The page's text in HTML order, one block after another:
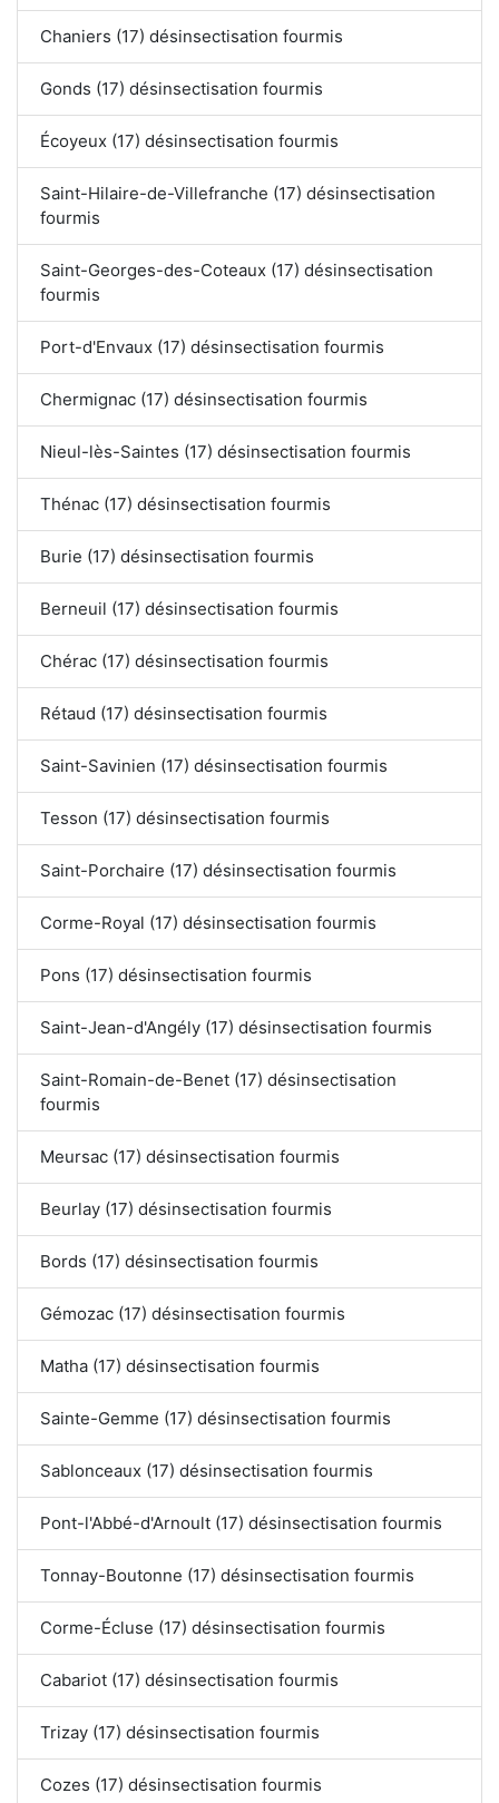
Chaniers (17) désinsectisation fourmis
Gonds (17) désinsectisation fourmis
Écoyeux (17) désinsectisation fourmis
Saint-Hilaire-de-Villefranche (17) désinsectisation
fourmis
Saint-Georges-des-Coteaux (17) désinsectisation
fourmis
Port-d'Envaux (17) désinsectisation fourmis
Chermignac (17) désinsectisation fourmis
Nieul-lès-Saintes (17) désinsectisation fourmis
Thénac (17) désinsectisation fourmis
Burie (17) désinsectisation fourmis
Berneuil (17) désinsectisation fourmis
Chérac (17) désinsectisation fourmis
Rétaud (17) désinsectisation fourmis
Saint-Savinien (17) désinsectisation fourmis
Tesson (17) désinsectisation fourmis
Saint-Porchaire (17) désinsectisation fourmis
Corme-Royal (17) désinsectisation fourmis
Pons (17) désinsectisation fourmis
Saint-Jean-d'Angély (17) désinsectisation fourmis
Saint-Romain-de-Benet (17) désinsectisation
fourmis
Meursac (17) désinsectisation fourmis
Beurlay (17) désinsectisation fourmis
Bords (17) désinsectisation fourmis
Gémozac (17) désinsectisation fourmis
Matha (17) désinsectisation fourmis
Sainte-Gemme (17) désinsectisation fourmis
Sablonceaux (17) désinsectisation fourmis
Pont-l'Abbé-d'Arnoult (17) désinsectisation fourmis
Tonnay-Boutonne (17) désinsectisation fourmis
Corme-Écluse (17) désinsectisation fourmis
Cabariot (17) désinsectisation fourmis
Trizay (17) désinsectisation fourmis
Cozes (17) désinsectisation fourmis